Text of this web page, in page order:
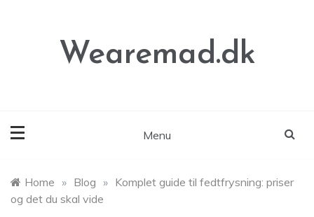
Wearemad.dk
Menu
Home » Blog » Komplet guide til fedtfrysning: priser
og det du skal vide